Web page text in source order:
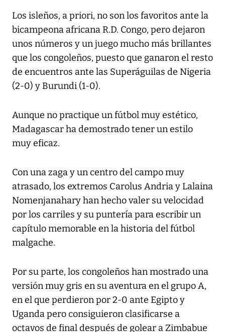
Los isleños, a priori, no son los favoritos ante la
bicampeona africana R.D. Congo, pero dejaron
unos números y un juego mucho más brillantes
que los congoleños, puesto que ganaron el resto
de encuentros ante las Superáguilas de Nigeria
(2-0) y Burundi (1-0).
Aunque no practique un fútbol muy estético,
Madagascar ha demostrado tener un estilo
muy eficaz.
Con una zaga y un centro del campo muy
atrasado, los extremos Carolus Andria y Lalaina
Nomenjanahary han hecho valer su velocidad
por los carriles y su puntería para escribir un
capítulo memorable en la historia del fútbol
malgache.
Por su parte, los congoleños han mostrado una
versión muy gris en su aventura en el grupo A,
en el que perdieron por 2-0 ante Egipto y
Uganda pero consiguieron clasificarse a
octavos de final después de golear a Zimbabue